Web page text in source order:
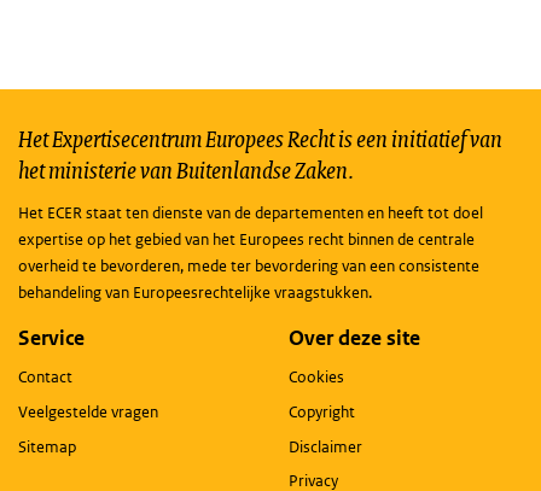
Het Expertisecentrum Europees Recht is een initiatief van
het ministerie van Buitenlandse Zaken.
Het ECER staat ten dienste van de departementen en heeft tot doel
expertise op het gebied van het Europees recht binnen de centrale
overheid te bevorderen, mede ter bevordering van een consistente
behandeling van Europeesrechtelijke vraagstukken.
Service
Contact
Veelgestelde vragen
Sitemap
Over deze site
Cookies
Copyright
Disclaimer
Privacy